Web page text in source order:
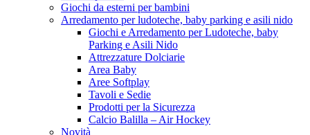
Giochi da esterni per bambini
Arredamento per ludoteche, baby parking e asili nido
Giochi e Arredamento per Ludoteche, baby
Parking e Asili Nido
Attrezzature Dolciarie
Area Baby
Aree Softplay
Tavoli e Sedie
Prodotti per la Sicurezza
Calcio Balilla – Air Hockey
Novità